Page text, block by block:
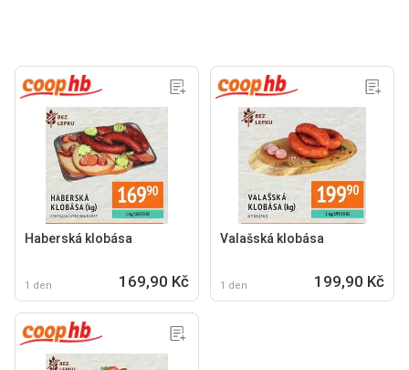
Haberská klobása
1 den 169,90 Kč
Valašská klobása
1 den 199,90 Kč